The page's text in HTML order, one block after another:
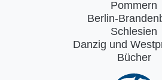
Pommern
Berlin-
Schlesien
Danzig und
Bücher